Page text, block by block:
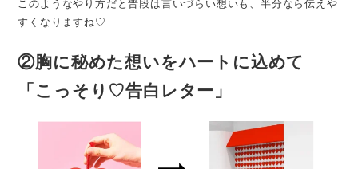
このようなやり方だと普段は言いづらい想いも、半分なら伝えや
すくなりますね♡
②胸に秘めた想いをハートに込めて
「こっそり♡告白レター」